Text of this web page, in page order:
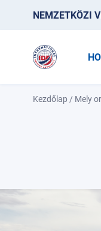
NEMZETKÖZI
Kezdőlap / Mely